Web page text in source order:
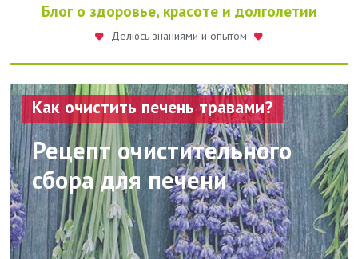
Блог о здоровье, красоте и долголетии
Делюсь знаниями и опытом
Как очистить печень травами?
Рецепт очистительного
сбора для печени